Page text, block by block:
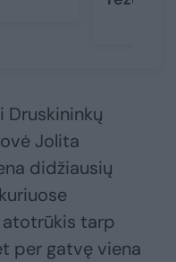
Druskininkų
Jolita
didžiausių
atotrūkis tarp
per gatvę viena